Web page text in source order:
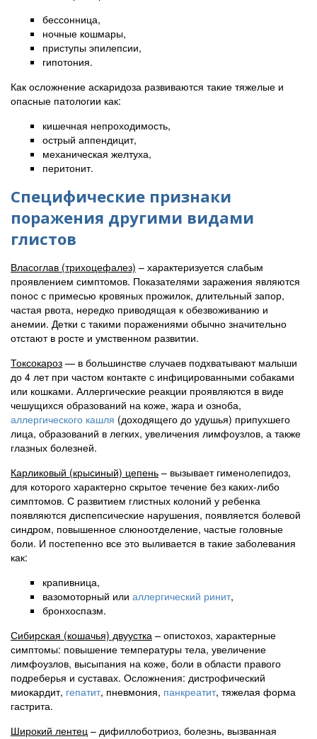
бессонница,
ночные кошмары,
приступы эпилепсии,
гипотония.
Как осложнение аскаридоза развиваются такие тяжелые и
опасные патологии как:
кишечная непроходимость,
острый аппендицит,
механическая желтуха,
перитонит.
Специфические признаки
поражения другими видами
глистов
Власоглав (трихоцефалез) – характеризуется слабым
проявлением симптомов. Показателями заражения являются
понос с примесью кровяных прожилок, длительный запор,
частая рвота, нередко приводящая к обезвоживанию и
анемии. Детки с такими поражениями обычно значительно
отстают в росте и умственном развитии.
Токсокароз — в большинстве случаев подхватывают малыши
до 4 лет при частом контакте с инфицированными собаками
или кошками. Аллергические реакции проявляются в виде
чешущихся образований на коже, жара и озноба,
аллергического кашля (доходящего до удушья) припухшего
лица, образований в легких, увеличения лимфоузлов, а также
глазных болезней.
Карликовый (крысиный) цепень – вызывает гименолепидоз,
для которого характерно скрытое течение без каких-либо
симптомов. С развитием глистных колоний у ребенка
появляются диспепсические нарушения, появляется болевой
синдром, повышенное слюноотделение, частые головные
боли. И постепенно все это выливается в такие заболевания
как:
крапивница,
вазомоторный или аллергический ринит,
бронхоспазм.
Сибирская (кошачья) двуустка – опистохоз, характерные
симптомы: повышение температуры тела, увеличение
лимфоузлов, высыпания на коже, боли в области правого
подреберья и суставах. Осложнения: дистрофический
миокардит, гепатит, пневмония, панкреатит, тяжелая форма
гастрита.
Широкий лентец – дифиллоботриоз, болезнь, вызванная